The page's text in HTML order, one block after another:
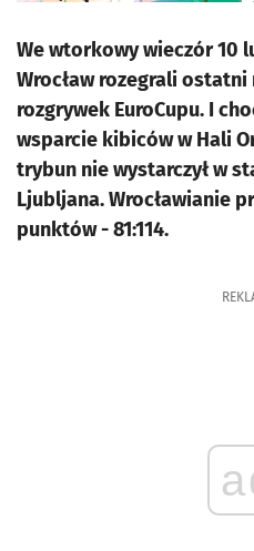
We wtorkowy wieczór 10
Wrocław rozegrali
rozgrywek EuroCupu. I
wsparcie kibiców w Hali
trybun nie wystarczył w
Ljubljana. Wrocławianie
punktów - 81:114.